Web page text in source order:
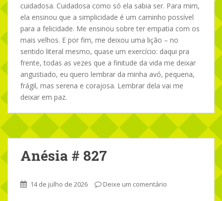
cuidadosa. Cuidadosa como só ela sabia ser. Para mim,
ela ensinou que a simplicidade é um caminho possível
para a felicidade. Me ensinou sobre ter empatia com os
mais velhos. E por fim, me deixou uma lição – no
sentido literal mesmo, quase um exercício: daqui pra
frente, todas as vezes que a finitude da vida me deixar
angustiado, eu quero lembrar da minha avó, pequena,
frágil, mas serena e corajosa. Lembrar dela vai me
deixar em paz.
Anésia # 827
14 de julho de 2026 Deixe um comentário